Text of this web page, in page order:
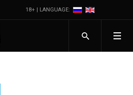
18+ | LANGUAGE: